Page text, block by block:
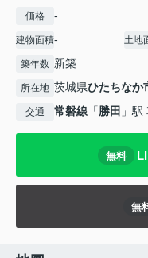
価格 -
建物面積- 土地
築年数 新築
所在地 茨城県ひたちなか
交通 常磐線 「勝田 」
無料
無